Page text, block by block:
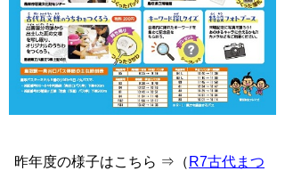
昨年度の様子はこちら ⇒（ R7古代まつ